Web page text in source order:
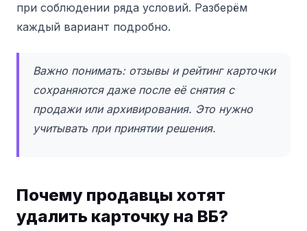
при соблюдении ряда условий. Разберём
каждый вариант подробно.
Важно понимать: отзывы и рейтинг карточки
сохраняются даже после её снятия с
продажи или архивирования. Это нужно
учитывать при принятии решения.
Почему продавцы хотят
удалить карточку на ВБ?